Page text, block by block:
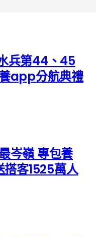
兵第44、45
app分航典禮
岑嶺 專包養
搭客1525萬人